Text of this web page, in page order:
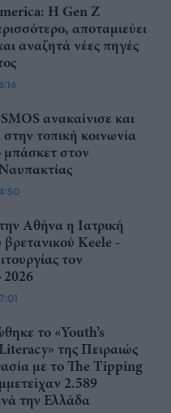
Η Gen Z
αποταμιεύει
αναζητά νέες πηγές
ανακαίνισε και
τοπική κοινωνία
στον
Αθήνα η Ιατρική
Keele -
τον
το «Youth’s
της Πειραιώς
με το The Tipping
2.589
την Ελλάδα